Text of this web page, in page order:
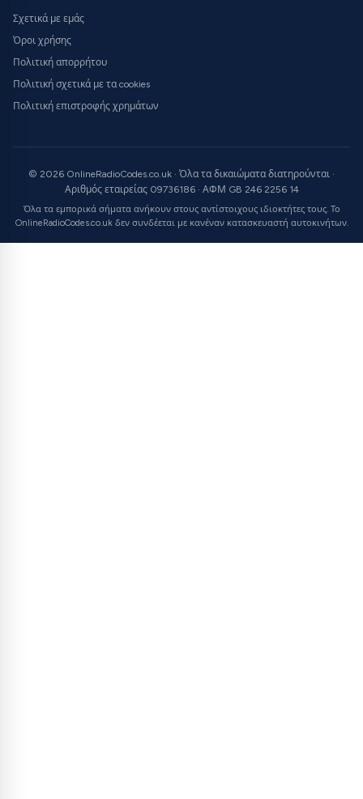
Σχετικά με εμάς
Όροι χρήσης
Πολιτική απορρήτου
Πολιτική σχετικά με τα cookies
Πολιτική επιστροφής χρημάτων
© 2026 OnlineRadioCodes.co.uk · Όλα τα δικαιώματα διατηρούνται ·
Αριθμός εταιρείας 09736186 · ΑΦΜ GB 246 2256 14
Όλα τα εμπορικά σήματα ανήκουν στους αντίστοιχους ιδιοκτήτες τους. Το
OnlineRadioCodes.co.uk δεν συνδέεται με κανέναν κατασκευαστή αυτοκινήτων.